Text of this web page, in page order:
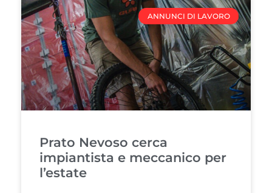
ANNUNCI DI LAVORO
Prato Nevoso cerca
impiantista e meccanico per
l’estate